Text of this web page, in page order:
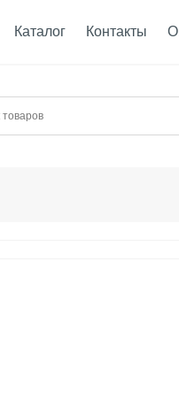
Каталог Контакты